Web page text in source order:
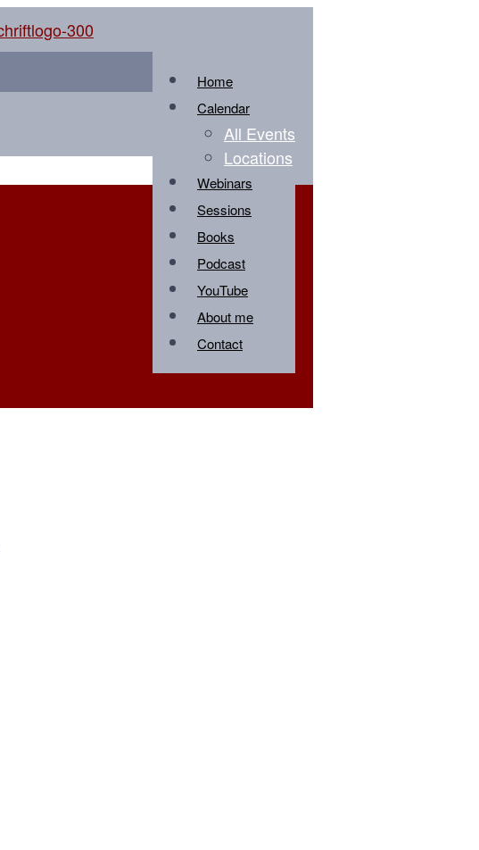
Home
Calendar
All Events
Locations
Webinars
Sessions
Books
Podcast
YouTube
About me
Contact